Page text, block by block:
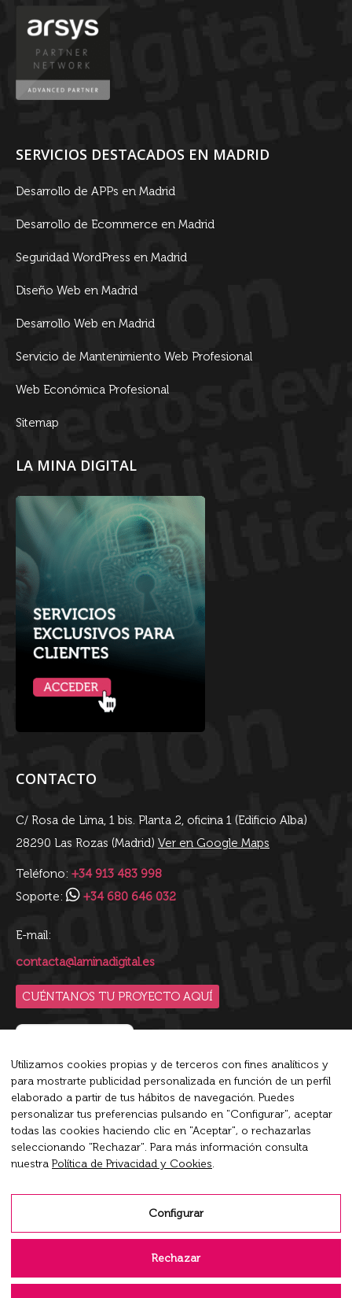
SERVICIOS DESTACADOS EN MADRID
Desarrollo de APPs en Madrid
Desarrollo de Ecommerce en Madrid
Seguridad WordPress en Madrid
Diseño Web en Madrid
Desarrollo Web en Madrid
Servicio de Mantenimiento Web Profesional
Web Económica Profesional
Sitemap
LA MINA DIGITAL
CONTACTO
C/ Rosa de Lima, 1 bis. Planta 2, oficina 1 (Edificio Alba)
28290 Las Rozas (Madrid) Ver en Google Maps
Teléfono: +34 913 483 998
Soporte:
+34 680 646 032
E-mail:
contacta@laminadigital.es
CUÉNTANOS TU PROYECTO AQUÍ
Blip es la plataforma de conversaciones inteligente líder
del mercado que empodera a las empresas a conversar en
su máximo potencial.
opensopensopens
Utilizamos cookies propias y de terceros con fines analíticos y
para mostrarte publicidad personalizada en función de un perfil
elaborado a partir de tus hábitos de navegación. Puedes
personalizar tus preferencias pulsando en "Configurar", aceptar
todas las cookies haciendo clic en "Aceptar", o rechazarlas
seleccionando "Rechazar". Para más información consulta
nuestra Política de Privacidad y Cookies.
Configurar
Rechazar
Política de Privacidad y Cookies